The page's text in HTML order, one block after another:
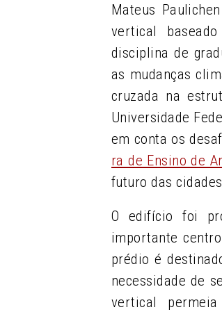
Mateus
vertical
disciplina de
as mudanças
cruzada na
Universidade
em conta os
ra de Ensino de
futuro das
O edifício foi
importante
prédio é
necessidade de
vertical